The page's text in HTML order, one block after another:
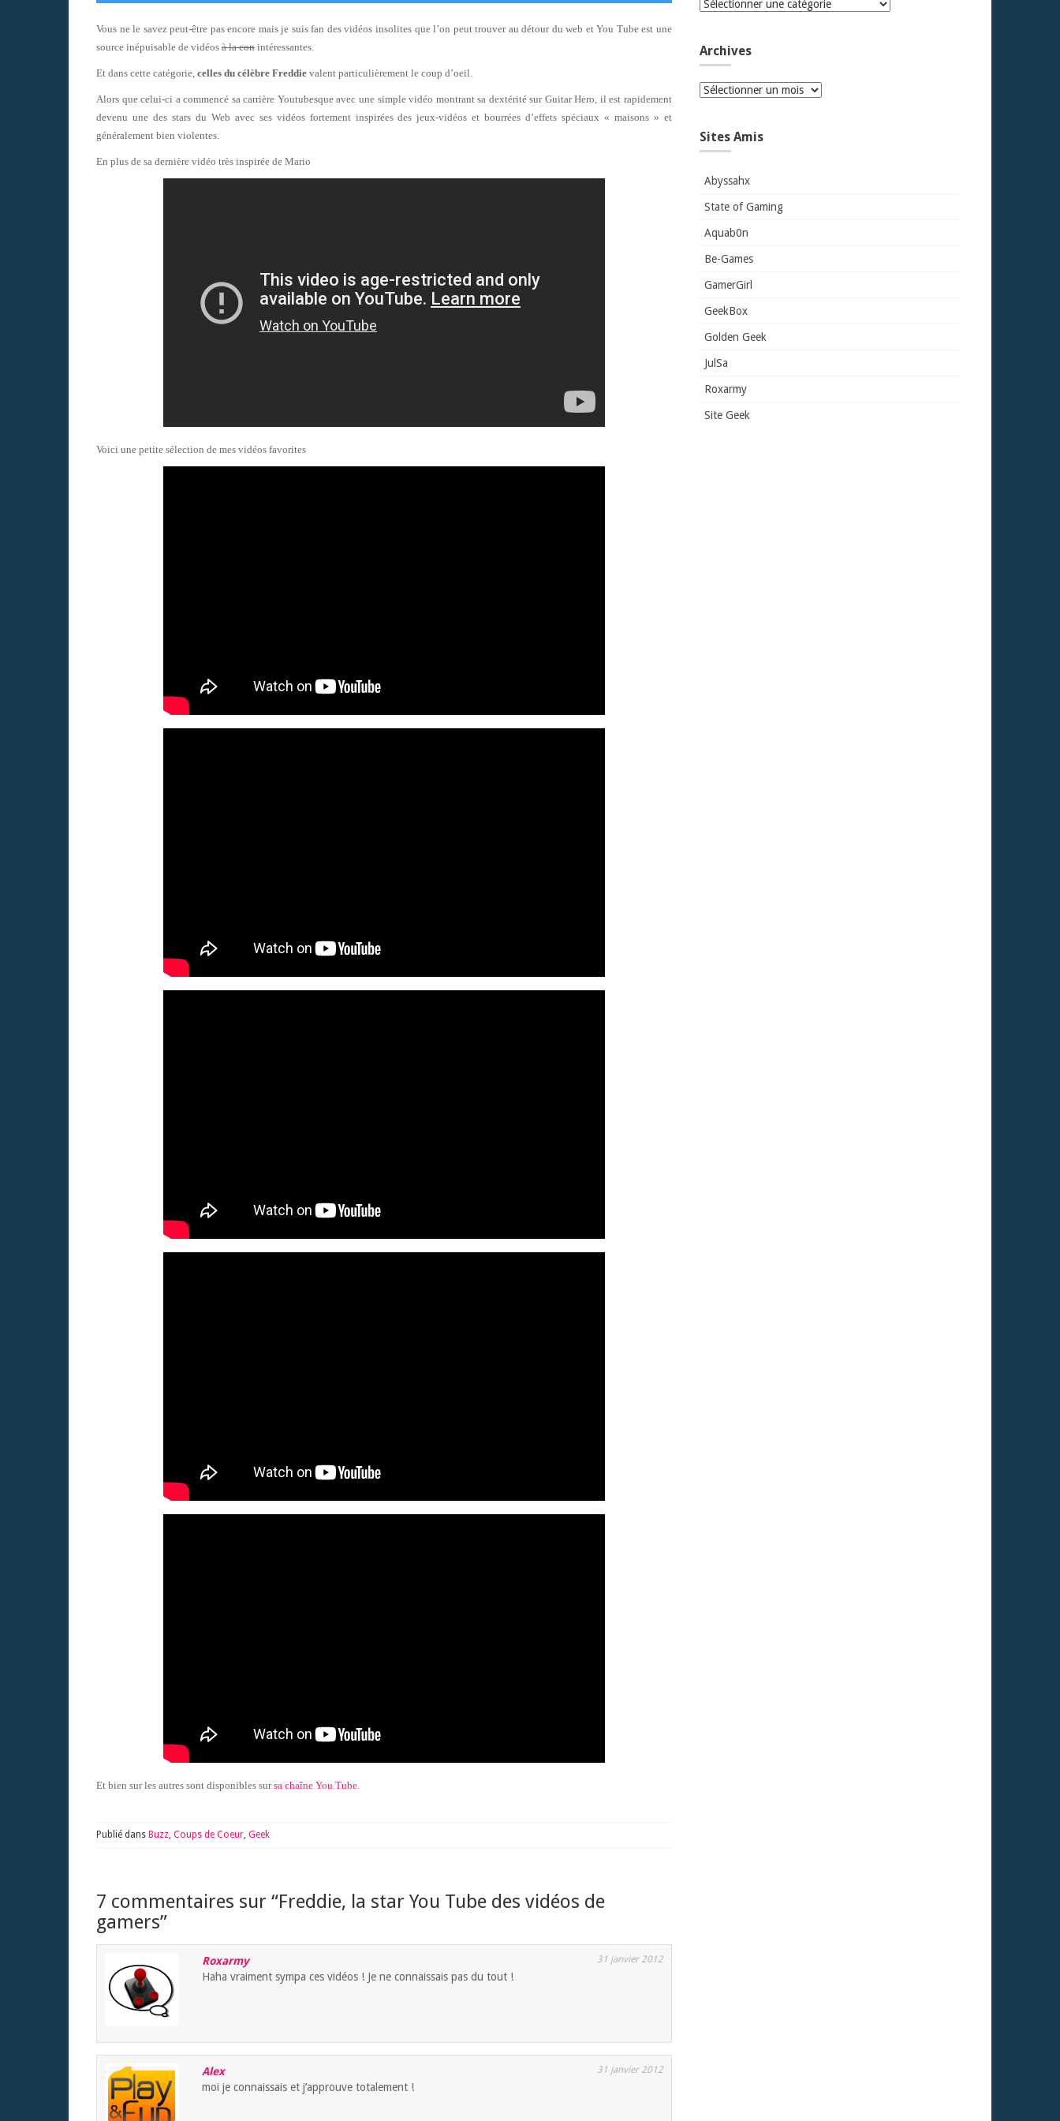
Vous ne le savez peut-être pas encore mais je suis fan des vidéos insolites que l’on peut trouver au détour du web et You Tube est une
source inépuisable de vidéos à la con intéressantes.
Et dans cette catégorie, celles du célèbre Freddie valent particulièrement le coup d’oeil.
Alors que celui-ci a commencé sa carrière Youtubesque avec une simple vidéo montrant sa dextérité sur Guitar Hero, il est rapidement
devenu une des stars du Web avec ses vidéos fortement inspirées des jeux-vidéos et bourrées d’effets spéciaux « maisons » et
généralement bien violentes.
En plus de sa dernière vidéo très inspirée de Mario
Voici une petite sélection de mes vidéos favorites
Et bien sur les autres sont disponibles sursa chaîne You Tube
Publié dans Buzz Coups de Coeur Geek
7 commentaires sur “Freddie, la star You Tube des vidéos de
gamers”
Roxarmy 31 janvier 2012
Haha vraiment sympa ces vidéos ! Je ne connaissais pas du tout !
Alex 31 janvier 2012
moi je connaissais et j’approuve totalement !
Catégories
Archives
Archives
Sites Amis
Abyssahx
State of Gaming
Aquab0n
Be-Games
GamerGirl
GeekBox
Golden Geek
JulSa
Roxarmy
Site Geek